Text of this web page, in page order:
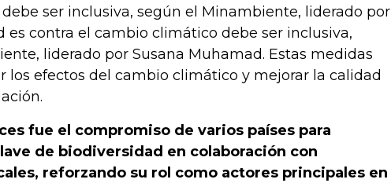
ser inclusiva, según el Minambiente, liderado por
es contra el cambio climático debe ser inclusiva,
liderado por Susana Muhamad. Estas medidas
los efectos del cambio climático y mejorar la calidad
fue el compromiso de varios países para
de biodiversidad en colaboración con
reforzando su rol como actores principales en